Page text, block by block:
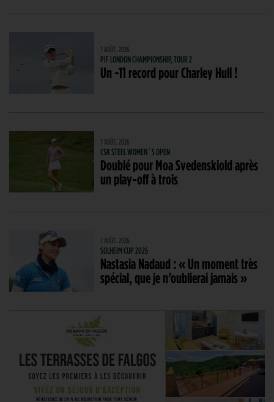
7 AOÛT. 2026
PIF LONDON CHAMPIONSHIP, TOUR 2
Un -11 record pour Charley Hull !
7 AOÛT. 2026
CSK STEEL WOMEN´S OPEN
Doublé pour Moa Svedenskiold après
un play-off à trois
7 AOÛT. 2026
SOLHEIM CUP 2026
Nastasia Nadaud : « Un moment très
spécial, que je n’oublierai jamais »